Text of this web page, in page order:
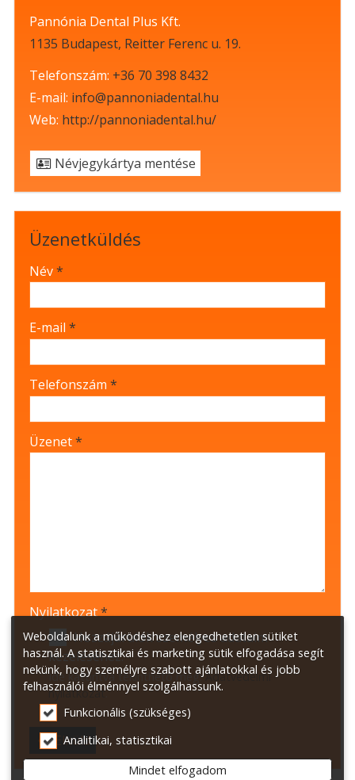
Pannónia Dental Plus Kft.
1135 Budapest, Reitter Ferenc u. 19.
Telefonszám: +36 70 398 8432
E-mail: info@pannoniadental.hu
Web: http://pannoniadental.hu/
Névjegykártya mentése
Üzenetküldés
-
Név*
E-mail *
Telefonszám *
Üzenet*
Nyilatkozat*
Hozzájárulok személyes adataim
kezeléséhez.
Ide kattintva tekinthető meg:Adatvédelmi
nyilatkozat.
Elküld
Weboldalunk a működéshez elengedhetetlen sütiket
használ. A statisztikai és marketing sütik elfogadása segít
nekünk, hogy személyre szabott ajánlatokkal és jobb
felhasználói élménnyel szolgálhassunk.
Funkcionális (szükséges)
Analitikai, statisztikai
Mindet elfogadom